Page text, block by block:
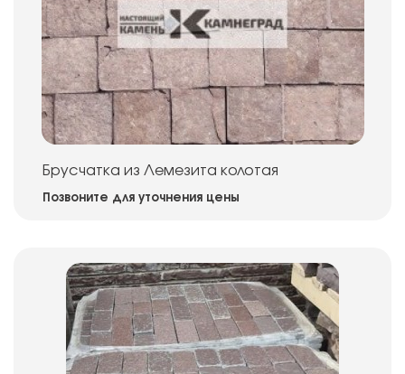
Брусчатка из Лемезита колотая
Позвоните для уточнения цены